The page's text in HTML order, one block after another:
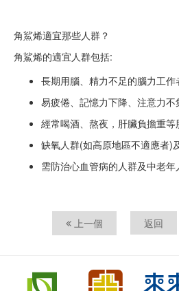
角鯊烯適宜那些人群？
角鯊烯的適宜人群包括:
長期用腦、精力不足的腦力工
易疲倦、記憶力下降、注意力
經常喝酒、熬夜，肝臟負擔重等
缺氧人群(如高原地區不適應者)
需防治心血管病的人群及中老年
上一個 返回